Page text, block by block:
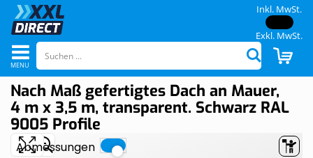
Navigation
umschalten SuchenCART
Inkl. MwSt.
Exkl. MwSt.
Skip
to
the
end
of
the
Skip
to
the
beginning
of
the
Nach Maß gefertigtes Dach an Mauer,
4 m x 3,5 m, transparent. Schwarz RAL
9005 Profile